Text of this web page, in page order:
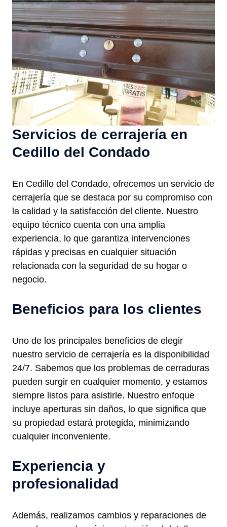
Servicios de cerrajería en
Cedillo del Condado
En Cedillo del Condado, ofrecemos un servicio de
cerrajería que se destaca por su compromiso con
la calidad y la satisfacción del cliente. Nuestro
equipo técnico cuenta con una amplia
experiencia, lo que garantiza intervenciones
rápidas y precisas en cualquier situación
relacionada con la seguridad de su hogar o
negocio.
Beneficios para los clientes
Uno de los principales beneficios de elegir
nuestro servicio de cerrajería es la disponibilidad
24/7. Sabemos que los problemas de cerraduras
pueden surgir en cualquier momento, y estamos
siempre listos para asistirle. Nuestro enfoque
incluye aperturas sin daños, lo que significa que
su propiedad estará protegida, minimizando
cualquier inconveniente.
Experiencia y
profesionalidad
Además, realizamos cambios y reparaciones de